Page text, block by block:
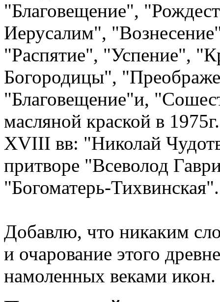
"Благовещение",
Иерусалим",
"Распятие", "Успение",
Богородицы",
"Благовещение"и,
масляной краской в
ХVIII вв: "Николай
притворе "Всеволод
"Богоматерь-Тихвинская".
Добавлю, что никаким
и очарование этого
намоленных веками икон.